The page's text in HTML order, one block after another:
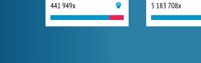
441 949x 5 183 708x